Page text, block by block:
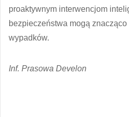
proaktywnym interwencjom
bezpieczeństwa mogą
wypadków.
Inf. Prasowa Develon